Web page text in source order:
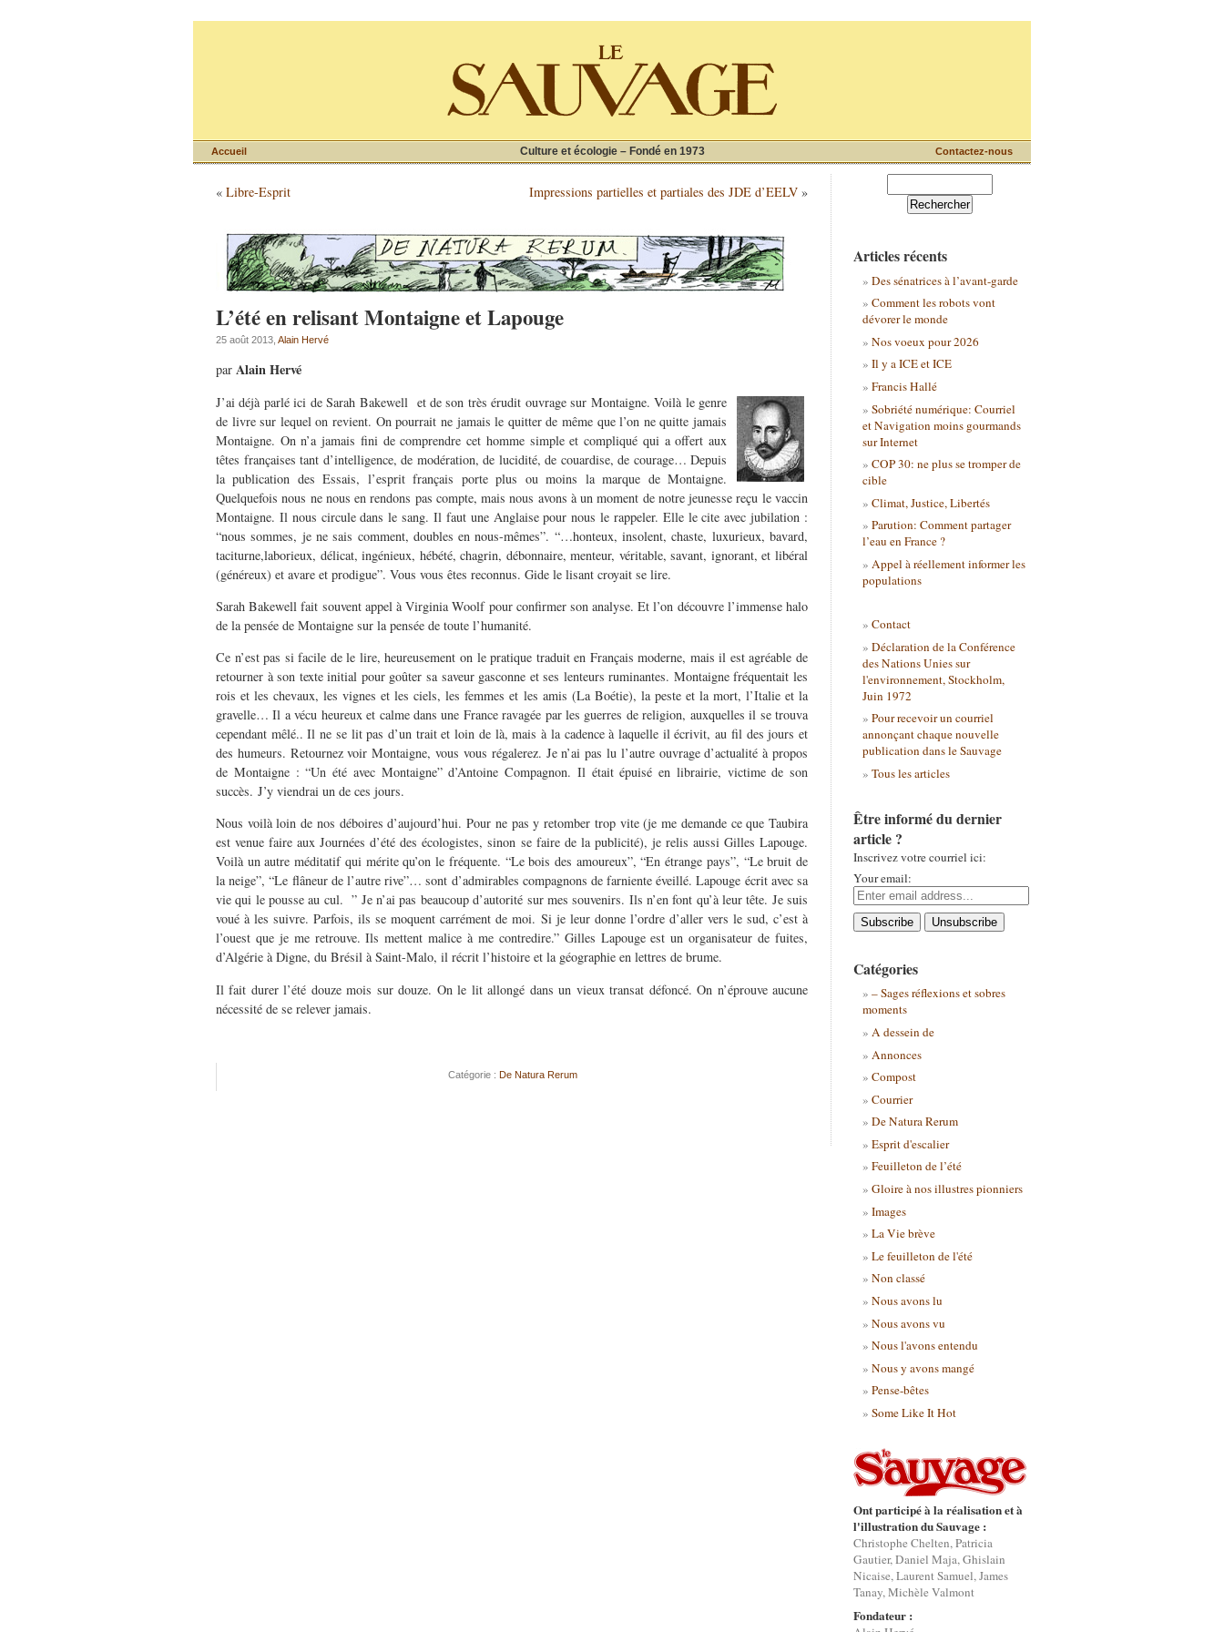
Culture et écologie – Fondé en 1973
Accueil Contactez-nous
« Libre-Esprit Impressions partielles et partiales des JDE d’EELV »
L’été en relisant Montaigne et Lapouge
25 août 2013, Alain Hervé
par Alain Hervé
J’ai déjà parlé ici de Sarah Bakewell et de son très érudit ouvrage sur Montaigne. Voilà le genre
de livre sur lequel on revient. On pourrait ne jamais le quitter de même que l’on ne quitte jamais
Montaigne. On n’a jamais fini de comprendre cet homme simple et compliqué qui a offert aux
têtes françaises tant d’intelligence, de modération, de lucidité, de couardise, de courage… Depuis
la publication des Essais, l’esprit français porte plus ou moins la marque de Montaigne.
Quelquefois nous ne nous en rendons pas compte, mais nous avons à un moment de notre jeunesse reçu le vaccin
Montaigne. Il nous circule dans le sang. Il faut une Anglaise pour nous le rappeler. Elle le cite avec jubilation :
“nous sommes, je ne sais comment, doubles ennous-mêmes”. “…honteux, insolent, chaste, luxurieux, bavard,
taciturne,laborieux, délicat, ingénieux, hébété, chagrin, débonnaire, menteur, véritable, savant, ignorant, et libéral
(généreux) et avare et prodigue”. Vous vous êtes reconnus. Gide le lisant croyait se lire.
Sarah Bakewell fait souvent appel à Virginia Woolf pour confirmer son analyse. Et l’on découvre l’immense halo
de la pensée de Montaigne sur la pensée de toute l’humanité.
Ce n’est pas si facile de le lire, heureusement on le pratique traduit en Français moderne, mais il est agréable de
retourner à son texte initial pour goûter sa saveur gasconne et ses lenteurs ruminantes. Montaigne fréquentait les
rois et les chevaux, les vignes et les ciels, les femmes et les amis (La Boétie), la peste et la mort, l’Italie et la
gravelle… Il a vécu heureux et calme dans une France ravagée par les guerres de religion, auxquelles il se trouva
cependant mêlé.. Il ne se lit pas d’un trait et loin de là, mais à la cadence à laquelle il écrivit, au fil des jours et
des humeurs. Retournez voir Montaigne, vous vous régalerez. Je n’ai pas lu l’autre ouvrage d’actualité à propos
de Montaigne : “Un été avec Montaigne” d’Antoine Compagnon. Il était épuisé en librairie, victime de son
succès. J’y viendrai un de ces jours.
Nous voilà loin de nos déboires d’aujourd’hui. Pour ne pas y retomber trop vite (je me demande ce que Taubira
est venue faire aux Journées d’été des écologistes, sinon se faire de la publicité), je relis aussi Gilles Lapouge.
Voilà un autre méditatif qui mérite qu’on le fréquente. “Le bois des amoureux”, “En étrange pays”, “Le bruit de
la neige”, “Le flâneur de l’autre rive”… sont d’admirables compagnons de farniente éveillé. Lapouge écrit avec sa
vie qui le pousse au cul. ” Je n’ai pas beaucoup d’autorité sur mes souvenirs. Ils n’en font qu’à leur tête. Je suis
voué à les suivre. Parfois, ils se moquent carrément de moi. Si je leur donne l’ordre d’aller vers le sud, c’est à
l’ouest que je me retrouve. Ils mettent malice à me contredire.” Gilles Lapouge est un organisateur de fuites,
d’Algérie à Digne, du Brésil à Saint-Malo, il récrit l’histoire et la géographie en lettres de brume.
Il fait durer l’été douze mois sur douze. On le lit allongé dans un vieux transat défoncé. On n’éprouve aucune
nécessité de se relever jamais.
Catégorie : De Natura Rerum
Articles récents
Des sénatrices à l’avant-garde
Comment les robots vont
dévorer le monde
Nos voeux pour 2026
Il y a ICE et ICE
Francis Hallé
Sobriété numérique: Courriel
et Navigation moins gourmands
sur Internet
COP 30: ne plus se tromper de
cible
Climat, Justice, Libertés
Parution: Comment partager
l’eau en France ?
Appel à réellement informer les
populations
Contact
Déclaration de la Conférence
des Nations Unies sur
l'environnement, Stockholm,
Juin 1972
Pour recevoir un courriel
annonçant chaque nouvelle
publication dans le Sauvage
Tous les articles
Être informé du dernier
article ?
Inscrivez votre courriel ici:
Your email:
Catégories
– Sages réflexions et sobres
moments
A dessein de
Annonces
Compost
Courrier
De Natura Rerum
Esprit d'escalier
Feuilleton de l’été
Gloire à nos illustres pionniers
Images
La Vie brève
Le feuilleton de l'été
Non classé
Nous avons lu
Nous avons vu
Nous l'avons entendu
Nous y avons mangé
Pense-bêtes
Some Like It Hot
Ont participé à la réalisation et à
l'illustration du Sauvage :
Christophe Chelten, Patricia
Gautier, Daniel Maja, Ghislain
Nicaise, Laurent Samuel, James
Tanay, Michèle Valmont
Fondateur :